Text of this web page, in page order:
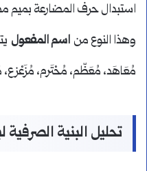
استبدال حرف المضارعة بميم
وهذا النوع من اسم المفعول
مُعَاهَد، مُعَظّم، مُحْتَرم، مُزَعْزع،
تحليل البنية